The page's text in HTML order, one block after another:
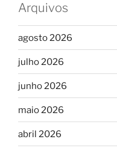
Arquivos
agosto 2026
julho 2026
junho 2026
maio 2026
abril 2026